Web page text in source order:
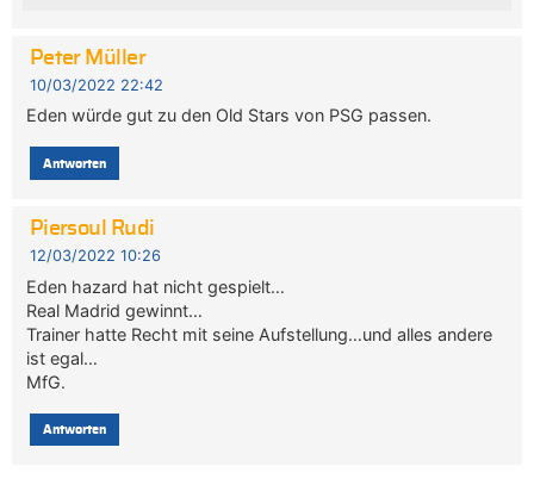
Peter Müller
10/03/2022 22:42
Eden würde gut zu den Old Stars von PSG passen.
Antworten
Piersoul Rudi
12/03/2022 10:26
Eden hazard hat nicht gespielt…
Real Madrid gewinnt…
Trainer hatte Recht mit seine Aufstellung…und alles andere
ist egal…
MfG.
Antworten